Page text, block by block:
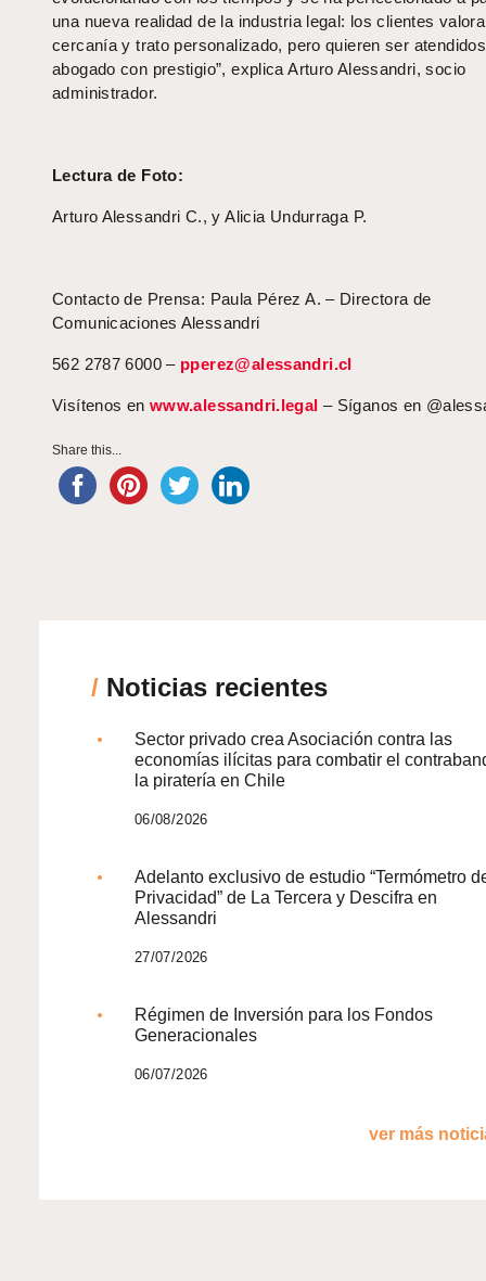
una nueva realidad de la industria legal: los clientes
cercanía y trato personalizado, pero quieren ser
abogado con prestigio”, explica Arturo Alessandri, socio
administrador.
Lectura de Foto:
Arturo Alessandri C., y Alicia Undurraga P.
Contacto de Prensa: Paula Pérez A. – Directora de
Comunicaciones Alessandri
562 2787 6000 – pperez@alessandri.cl
Visítenos en www.alessandri.legal – Síganos en
Share this...
/ Noticias recientes
Sector privado crea Asociación contra las
economías ilícitas para combatir el
la piratería en Chile
06/08/2026
Adelanto exclusivo de estudio “Termómetro
Privacidad” de La Tercera y Descifra en
Alessandri
27/07/2026
Régimen de Inversión para los Fondos
Generacionales
06/07/2026
ver más